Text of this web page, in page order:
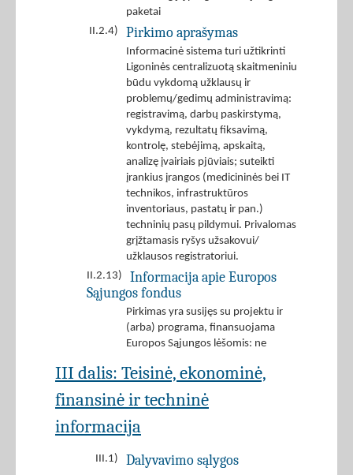
paketai
II.2.4)
Pirkimo aprašymas
Informacinė sistema turi užtikrinti
Ligoninės centralizuotą skaitmeniniu
būdu vykdomą užklausų ir
problemų/gedimų administravimą:
registravimą, darbų paskirstymą,
vykdymą, rezultatų fiksavimą,
kontrolę, stebėjimą, apskaitą,
analizę įvairiais pjūviais; suteikti
įrankius įrangos (medicininės bei IT
technikos, infrastruktūros
inventoriaus, pastatų ir pan.)
techninių pasų pildymui. Privalomas
grįžtamasis ryšys užsakovui/
užklausos registratoriui.
II.2.13)
Informacija apie Europos
Sąjungos fondus
Pirkimas yra susijęs su projektu ir
(arba) programa, finansuojama
Europos Sąjungos lėšomis: ne
III dalis: Teisinė, ekonominė,
finansinė ir techninė
informacija
III.1) Dalyvavimo sąlygos